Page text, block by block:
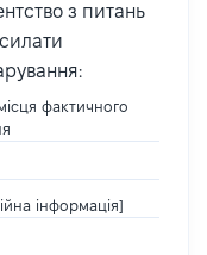
з питань
фактичного
інформація]